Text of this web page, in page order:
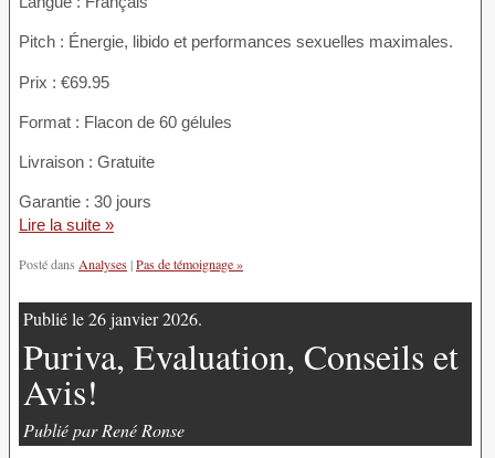
Pitch : Énergie, libido et performances sexuelles maximales.
Prix : €69.95
Format : Flacon de 60 gélules
Livraison : Gratuite
Garantie : 30 jours
Lire la suite »
Posté dans Analyses|Pas de témoignage »
Publié le 26 janvier 2026.
Puriva, Evaluation, Conseils et
Avis!
Publié par René Ronse